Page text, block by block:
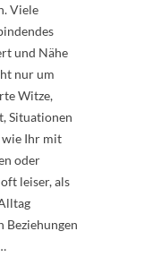
Viele
und Nähe
nur um
Witze,
Situationen
wie Ihr mit
oder
leiser, als
Beziehungen